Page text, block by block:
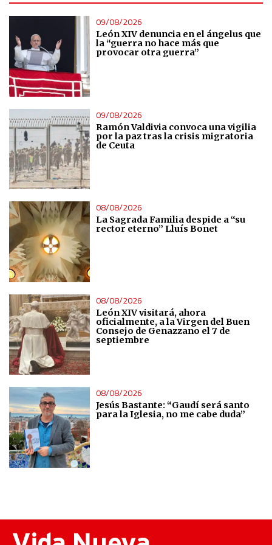
09/08/2026
León XIV denuncia en el ángelus que
la “guerra no hace más que
provocar otra guerra”
09/08/2026
Ramón Valdivia convoca una vigilia
por la paz tras la crisis migratoria
de Ceuta
08/08/2026
La Sagrada Familia despide a “su
rector eterno” Lluís Bonet
08/08/2026
León XIV visitará, ahora
oficialmente, a la Virgen del Buen
Consejo de Genazzano el 7 de
septiembre
08/08/2026
Jesús Bastante: “Gaudí será santo
para la Iglesia, no me cabe duda”
Identify devices based on information actively requested
Non-IAB processing purposes:
Essential
Analytical
Functional